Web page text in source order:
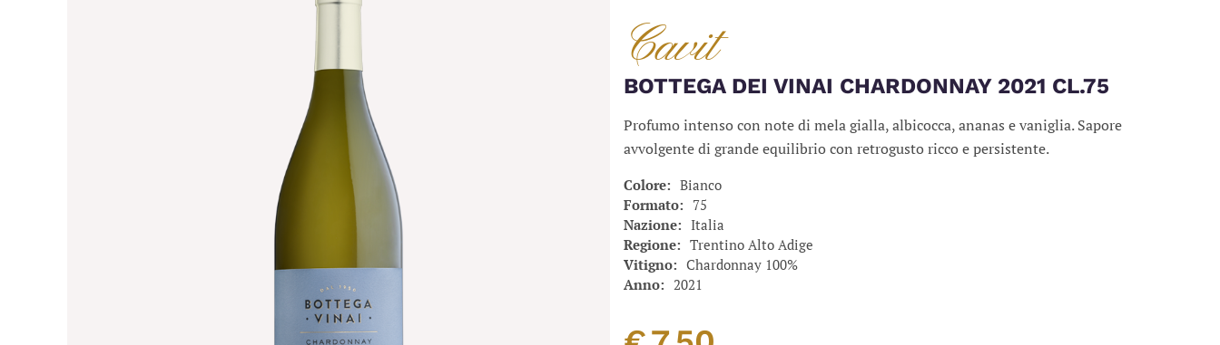
Cavit
BOTTEGA DEI VINAI CHARDONNAY 2021 CL.75
Profumo intenso con note di mela gialla, albicocca, ananas e vaniglia. Sapore
avvolgente di grande equilibrio con retrogusto ricco e persistente.
Colore
Bianco
Formato
75
Nazione
Italia
Regione
Trentino Alto Adige
Vitigno
Chardonnay 100%
Anno
2021